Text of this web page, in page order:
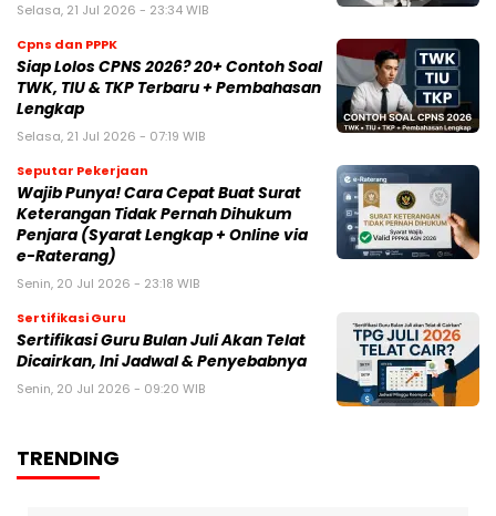
Selasa, 21 Jul 2026 - 23:34 WIB
Cpns dan PPPK
Siap Lolos CPNS 2026? 20+ Contoh Soal
TWK, TIU & TKP Terbaru + Pembahasan
Lengkap
Selasa, 21 Jul 2026 - 07:19 WIB
Seputar Pekerjaan
Wajib Punya! Cara Cepat Buat Surat
Keterangan Tidak Pernah Dihukum
Penjara (Syarat Lengkap + Online via
e-Raterang)
Senin, 20 Jul 2026 - 23:18 WIB
Sertifikasi Guru
Sertifikasi Guru Bulan Juli Akan Telat
Dicairkan, Ini Jadwal & Penyebabnya
Senin, 20 Jul 2026 - 09:20 WIB
TRENDING